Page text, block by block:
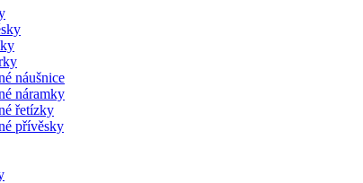
náušnice
náramky
řetízky
přívěsky